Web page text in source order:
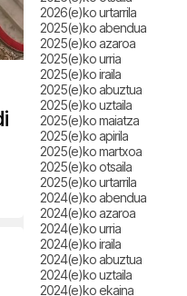
2026(e)ko urtarrila
2025(e)ko abendua
2025(e)ko azaroa
2025(e)ko urria
2025(e)ko iraila
2025(e)ko abuztua
2025(e)ko uztaila
2025(e)ko maiatza
2025(e)ko apirila
2025(e)ko martxoa
2025(e)ko otsaila
2025(e)ko urtarrila
2024(e)ko abendua
2024(e)ko azaroa
2024(e)ko urria
2024(e)ko iraila
2024(e)ko abuztua
2024(e)ko uztaila
2024(e)ko ekaina